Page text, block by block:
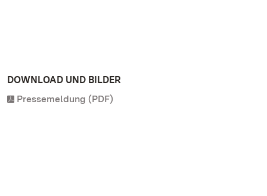
DOWNLOAD UND BILDER
Pressemeldung (PDF)